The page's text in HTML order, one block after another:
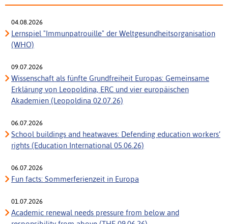
04.08.2026
Lernspiel "Immunpatrouille" der Weltgesundheitsorganisation
(WHO)
09.07.2026
Wissenschaft als fünfte Grundfreiheit Europas: Gemeinsame
Erklärung von Leopoldina, ERC und vier europäischen
Akademien (Leopoldina 02.07.26)
06.07.2026
School buildings and heatwaves: Defending education workers’
rights (Education International 05.06.26)
06.07.2026
Fun facts: Sommerferienzeit in Europa
01.07.2026
Academic renewal needs pressure from below and